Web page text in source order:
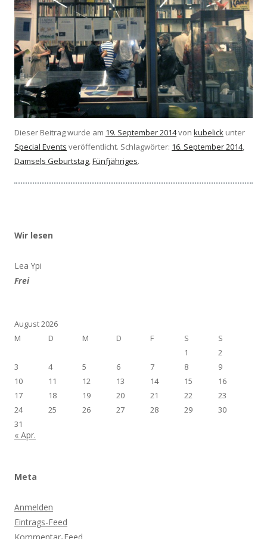
Dieser Beitrag wurde am 19. September 2014von kubelick unter
Special Events veröffentlicht. Schlagwörter: 16. September 2014,
Damsels Geburtstag Fünfjähriges.
Wir lesen
Lea Ypi
Frei
August 2026
M
D M D F S
S
1
2
3
4 5 6 7 8
9
10
11 12 13 14 15
16
17
18 19 20 21 22
23
24
25 26 27 28 29
30
31
« Apr.
Meta
Anmelden
Eintrags-Feed
Kommentar-Feed